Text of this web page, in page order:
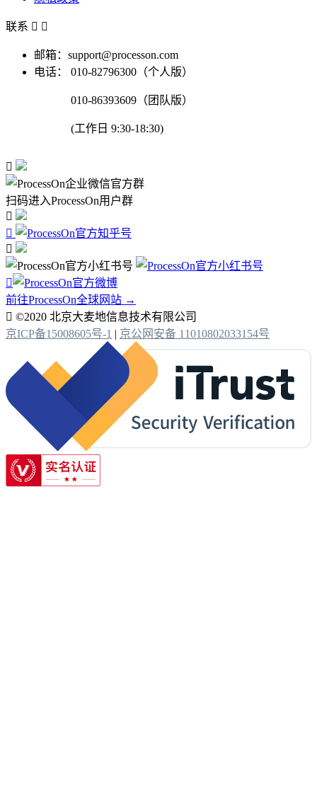
联系  
邮箱：support@processon.com
电话：
010-82796300（个人版）
010-86393609（团队版）
(工作日 9:30-18:30)

扫码进入ProcessOn用户群




前往ProcessOn全球网站 →
 ©2020 北京大麦地信息技术有限公司
京ICP备15008605号-1 | 京公网安备 11010802033154号